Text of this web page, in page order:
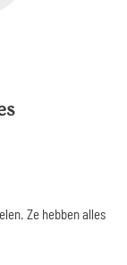
Ze hebben alles